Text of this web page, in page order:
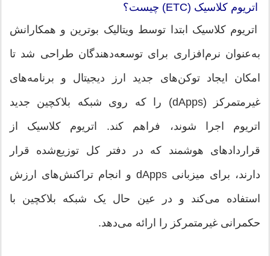
اتریوم کلاسیک (ETC) چیست؟
اتریوم کلاسیک ابتدا توسط ویتالیک بوترین و همکارانش
به‌عنوان نرم‌افزاری برای توسعه‌دهندگان طراحی شد تا
امکان ایجاد توکن‌های جدید ارز دیجیتال و برنامه‌های
غیرمتمرکز (dApps) را که روی شبکه بلاکچین جدید
اتریوم اجرا شوند، فراهم کند. اتریوم کلاسیک از
قراردادهای هوشمند که در دفتر کل توزیع‌شده قرار
دارند، برای میزبانی dApps و انجام تراکنش‌های ارزش
استفاده می‌کند و در عین حال یک شبکه بلاکچین با
حکمرانی غیرمتمرکز را ارائه می‌دهد.